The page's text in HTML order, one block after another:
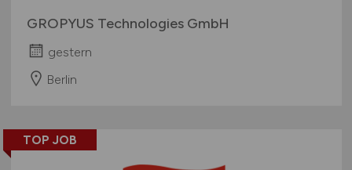
GROPYUS Technologies GmbH
gestern
Berlin
TOP JOB